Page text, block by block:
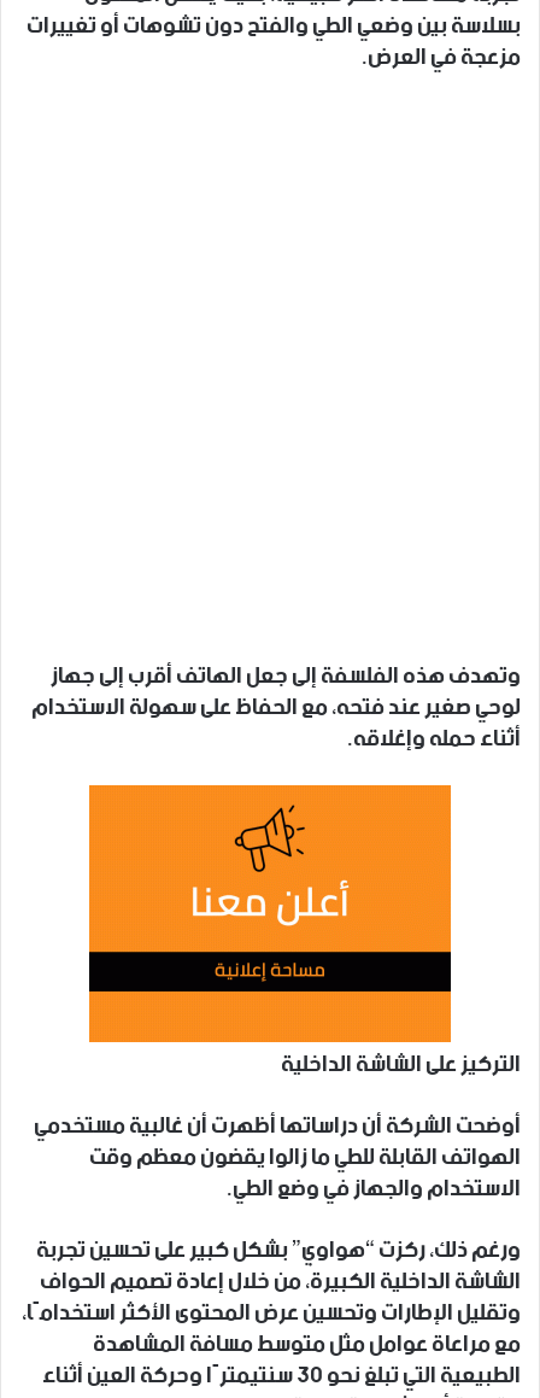
بسلاسة بين وضعي الطي والفتح دون تشوهات أو تغييرات
مزعجة في العرض.
وتهدف هذه الفلسفة إلى جعل الهاتف أقرب إلى جهاز
لوحي صغير عند فتحه، مع الحفاظ على سهولة الاستخدام
أثناء حمله وإغلاقه.
التركيز على الشاشة الداخلية
أوضحت الشركة أن دراساتها أظهرت أن غالبية مستخدمي
الهواتف القابلة للطي ما زالوا يقضون معظم وقت
الاستخدام والجهاز في وضع الطي.
ورغم ذلك، ركزت “هواوي” بشكل كبير على تحسين تجربة
الشاشة الداخلية الكبيرة، من خلال إعادة تصميم الحواف
وتقليل الإطارات وتحسين عرض المحتوى الأكثر استخدامًا،
مع مراعاة عوامل مثل متوسط مسافة المشاهدة
الطبيعية التي تبلغ نحو 30 سنتيمترًا وحركة العين أثناء